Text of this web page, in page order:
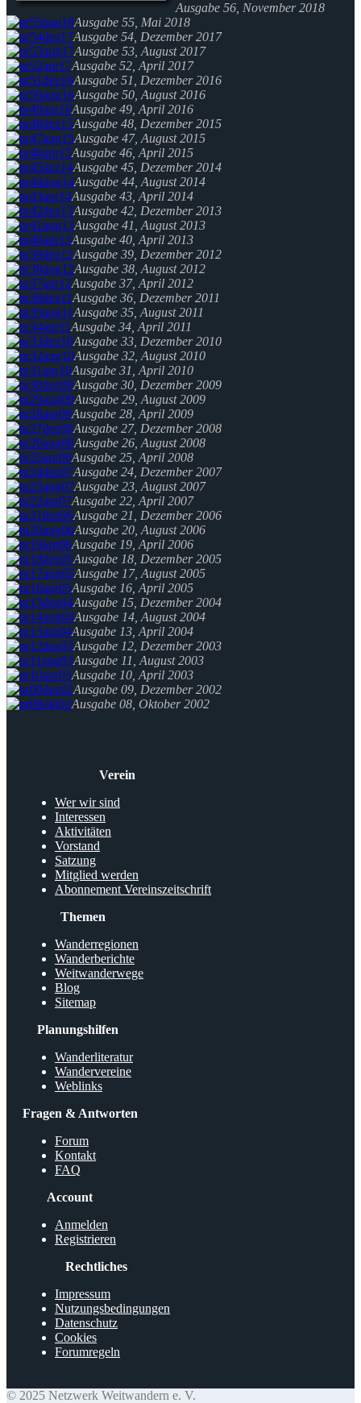
Ausgabe 56, November 2018
Ausgabe 55, Mai 2018
Ausgabe 54, Dezember 2017
Ausgabe 53, August 2017
Ausgabe 52, April 2017
Ausgabe 51, Dezember 2016
Ausgabe 50, August 2016
Ausgabe 49, April 2016
Ausgabe 48, Dezember 2015
Ausgabe 47, August 2015
Ausgabe 46, April 2015
Ausgabe 45, Dezember 2014
Ausgabe 44, August 2014
Ausgabe 43, April 2014
Ausgabe 42, Dezember 2013
Ausgabe 41, August 2013
Ausgabe 40, April 2013
Ausgabe 39, Dezember 2012
Ausgabe 38, August 2012
Ausgabe 37, April 2012
Ausgabe 36, Dezember 2011
Ausgabe 35, August 2011
Ausgabe 34, April 2011
Ausgabe 33, Dezember 2010
Ausgabe 32, August 2010
Ausgabe 31, April 2010
Ausgabe 30, Dezember 2009
Ausgabe 29, August 2009
Ausgabe 28, April 2009
Ausgabe 27, Dezember 2008
Ausgabe 26, August 2008
Ausgabe 25, April 2008
Ausgabe 24, Dezember 2007
Ausgabe 23, August 2007
Ausgabe 22, April 2007
Ausgabe 21, Dezember 2006
Ausgabe 20, August 2006
Ausgabe 19, April 2006
Ausgabe 18, Dezember 2005
Ausgabe 17, August 2005
Ausgabe 16, April 2005
Ausgabe 15, Dezember 2004
Ausgabe 14, August 2004
Ausgabe 13, April 2004
Ausgabe 12, Dezember 2003
Ausgabe 11, August 2003
Ausgabe 10, April 2003
Ausgabe 09, Dezember 2002
Ausgabe 08, Oktober 2002
Verein
Wer wir sind
Interessen
Aktivitäten
Vorstand
Satzung
Mitglied werden
Abonnement Vereinszeitschrift
Themen
Wanderregionen
Wanderberichte
Weitwanderwege
Blog
Sitemap
Planungshilfen
Wanderliteratur
Wandervereine
Weblinks
Fragen & Antworten
Forum
Kontakt
FAQ
Account
Anmelden
Registrieren
Rechtliches
Impressum
Nutzungsbedingungen
Datenschutz
Cookies
Forumregeln
© 2025 Netzwerk Weitwandern e. V.